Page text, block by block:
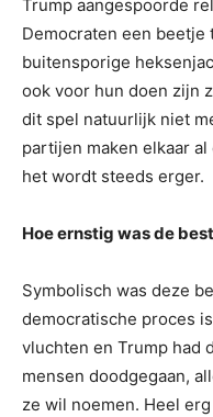
Trump aangespoorde
Democraten een beetje
buitensporige
ook voor hun doen zijn
dit spel natuurlijk niet
partijen maken elkaar
het wordt steeds erger.
Hoe ernstig was de
Symbolisch was deze
democratische proces
vluchten en Trump had
mensen doodgegaan,
ze wil noemen. Heel